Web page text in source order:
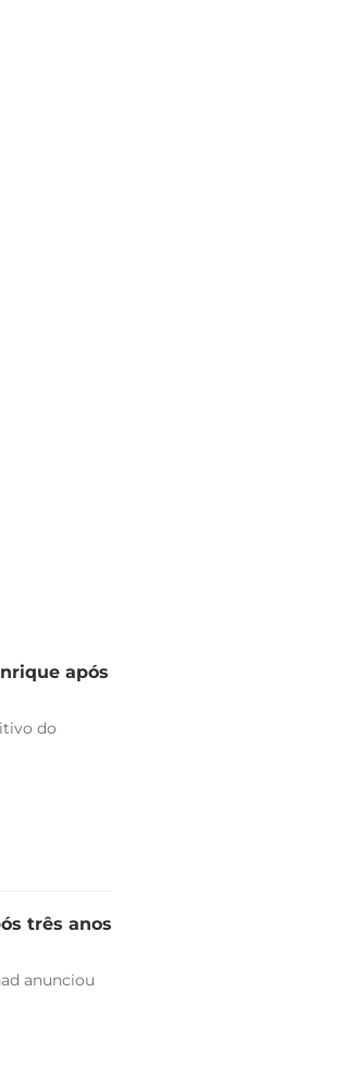
após
do
três anos
anunciou